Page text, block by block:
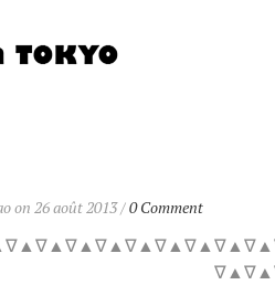
on 26 août 2013 /0 Comment